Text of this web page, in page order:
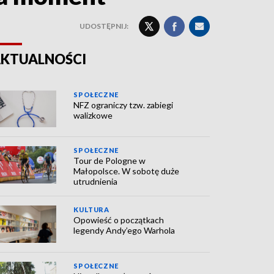
UDOSTĘPNIJ:
SPOŁECZNE
NFZ ograniczy tzw. zabiegi
walizkowe
SPOŁECZNE
Tour de Pologne w
Małopolsce. W sobotę duże
utrudnienia
KULTURA
Opowieść o początkach
legendy Andy’ego Warhola
SPOŁECZNE